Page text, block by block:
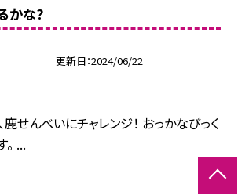
かな?
更新日 2024/06/22
せんべいにチャレンジ！ おっかなびっく
...